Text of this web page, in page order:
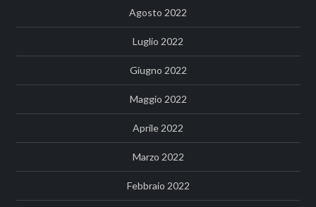
Agosto 2022
Luglio 2022
Giugno 2022
Maggio 2022
Aprile 2022
Marzo 2022
Febbraio 2022